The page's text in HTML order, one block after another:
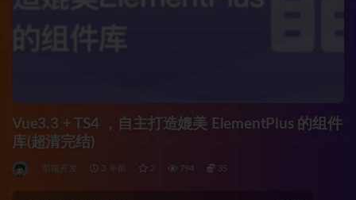
Vue3.3 + TS4 ，自主打造媲美 ElementPlus 的组件
库(超清完结)
前端开发 3 年前 2 794 35